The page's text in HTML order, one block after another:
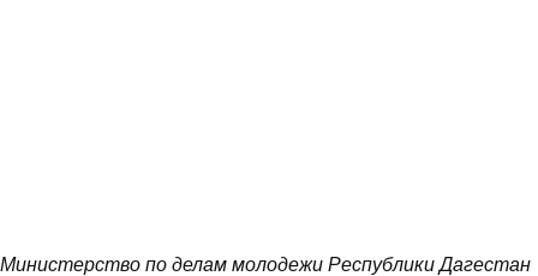
Министерство по делам молодежи Республики Дагестан